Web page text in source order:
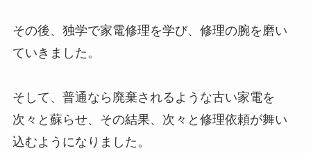
その後、独学で家電修理を学び、修理の腕を磨い
ていきました。
そして、普通なら廃棄されるような古い家電を
次々と蘇らせ、その結果、次々と修理依頼が舞い
込むようになりました。